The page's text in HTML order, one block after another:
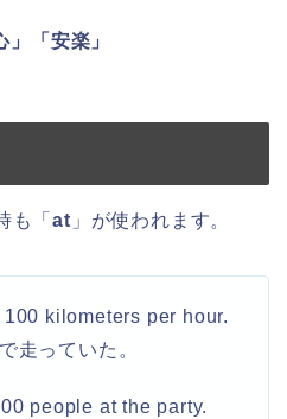
」「安楽」
も「at 」が使われます。
kilometers per hour.
走っていた。
people at the party.